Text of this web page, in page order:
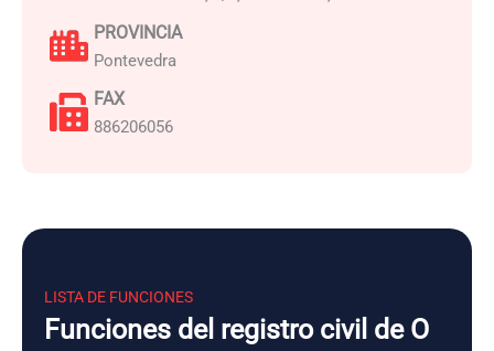
PROVINCIA
Pontevedra
FAX
886206056
LISTA DE FUNCIONES
Funciones del registro civil de O